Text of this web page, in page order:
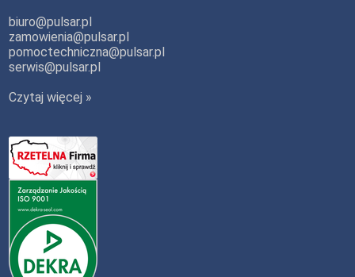
biuro@pulsar.pl
zamowienia@pulsar.pl
pomoctechniczna@pulsar.pl
serwis@pulsar.pl
Czytaj więcej »